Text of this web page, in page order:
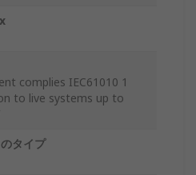
complies IEC61010 1
to live systems up to
タイプ